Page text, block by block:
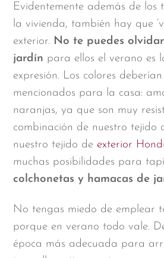
Evidentemente además de los
la vivienda, también hay que
exterior. No te puedes
jardín para ellos el verano es
expresión. Los colores
mencionados para la casa:
naranjas, ya que son muy
combinación de nuestro tejido
nuestro tejido de exterior
muchas posibilidades para
colchonetas y hamacas de
No tengas miedo de emplear
porque en verano todo vale.
época más adecuada para